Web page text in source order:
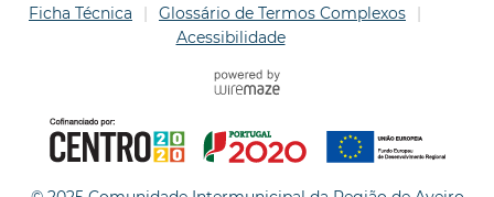
Ficha Técnica
Glossário de Termos Complexos
Acessibilidade